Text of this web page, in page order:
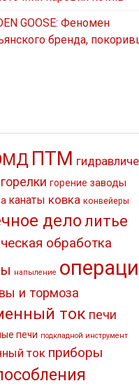
GOOSE: Феномен
бренда,
ПТМ
горелки горение заводы
канаты ковка конвейеры
делолитье
обработка
напыление
и тормоза
ток печи
печи подкладной инструмент
ток приборы